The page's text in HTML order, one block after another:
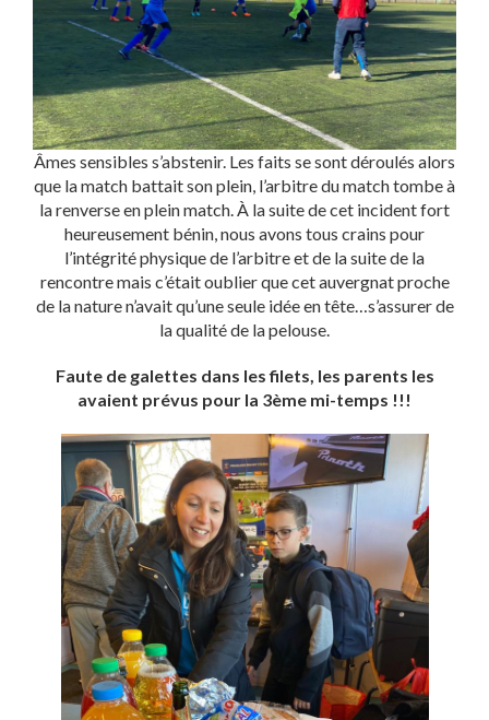
Âmes sensibles s’abstenir. Les faits se sont déroulés alors
que la match battait son plein, l’arbitre du match tombe à
la renverse en plein match. À la suite de cet incident fort
heureusement bénin, nous avons tous crains pour
l’intégrité physique de l’arbitre et de la suite de la
rencontre mais c’était oublier que cet auvergnat proche
de la nature n’avait qu’une seule idée en tête…s’assurer de
la qualité de la pelouse.
Faute de galettes dans les filets, les parents les
avaient prévus pour la 3ème mi-temps !!!